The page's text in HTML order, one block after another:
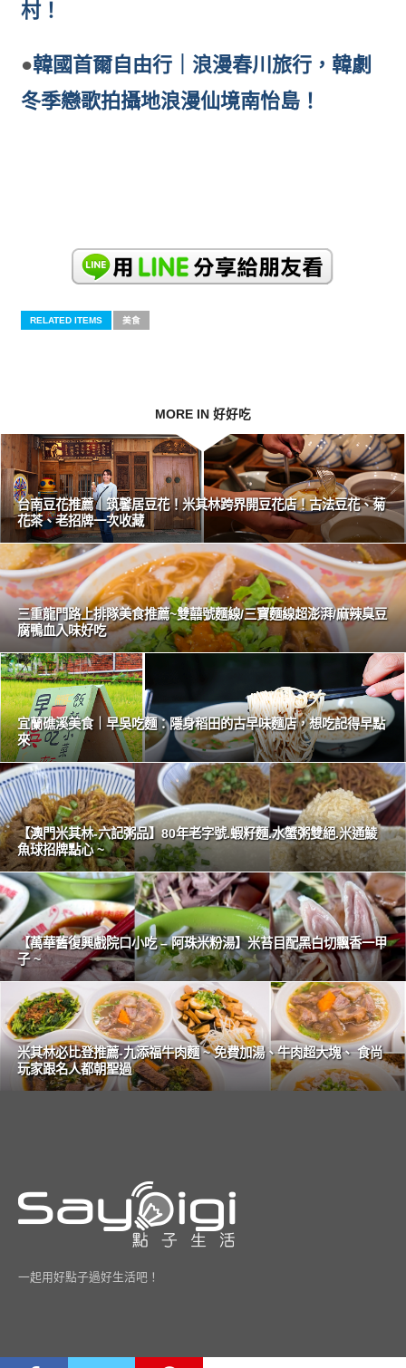
村！
●韓國首爾自由行｜浪漫春川旅行，韓劇
冬季戀歌拍攝地浪漫仙境南怡島！
RELATED ITEMS 美食
MORE IN 好好吃
台南豆花推薦｜筑馨居豆花！米其林跨界開豆花店！古法豆花、菊
花茶、老招牌一次收藏
三重龍門路上排隊美食推薦~雙囍號麵線/三寶麵線超澎湃/麻辣臭豆
腐鴨血入味好吃
宜蘭礁溪美食｜早吳吃麵：隱身稻田的古早味麵店，想吃記得早點
來
【澳門米其林-六記粥品】80年老字號.蝦籽麵.水蟹粥雙絕.米通鯪
魚球招牌點心 ~
【萬華舊復興戲院口小吃 – 阿珠米粉湯】米苔目配黑白切飄香一甲
子 ~
米其林必比登推薦-九添福牛肉麵 ~ 免費加湯、牛肉超大塊、 食尚
玩家跟名人都朝聖過
一起用好點子過好生活吧！